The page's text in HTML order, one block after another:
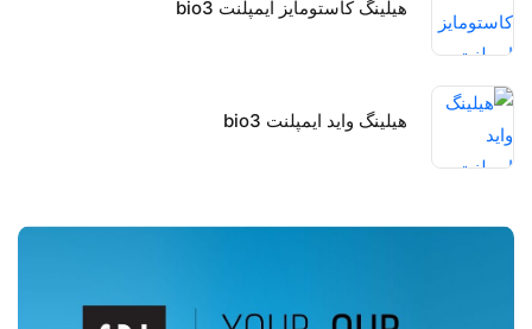
هیلینگ کاستومایز ایمپلنت bio3
هیلینگ واید ایمپلنت bio3